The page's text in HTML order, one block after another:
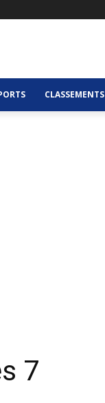
CLASSEMENTS
7